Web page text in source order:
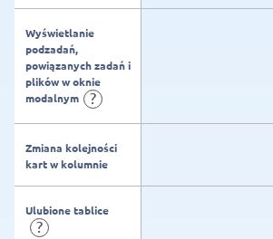
Wyświetlanie
podzadań,
powiązanych zadań i
plików w oknie
modalnym
?
Zmiana kolejności
kart w kolumnie
Ulubione tablice
?